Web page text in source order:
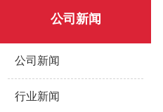
公司新闻
公司新闻
行业新闻